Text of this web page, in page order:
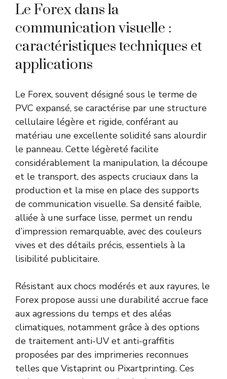
Le Forex dans la
communication visuelle :
caractéristiques techniques et
applications
Le Forex, souvent désigné sous le terme de
PVC expansé, se caractérise par une structure
cellulaire légère et rigide, conférant au
matériau une excellente solidité sans alourdir
le panneau. Cette légèreté facilite
considérablement la manipulation, la découpe
et le transport, des aspects cruciaux dans la
production et la mise en place des supports
de communication visuelle. Sa densité faible,
alliée à une surface lisse, permet un rendu
d’impression remarquable, avec des couleurs
vives et des détails précis, essentiels à la
lisibilité publicitaire.
Résistant aux chocs modérés et aux rayures, le
Forex propose aussi une durabilité accrue face
aux agressions du temps et des aléas
climatiques, notamment grâce à des options
de traitement anti-UV et anti-graffitis
proposées par des imprimeries reconnues
telles que Vistaprint ou Pixartprinting. Ces